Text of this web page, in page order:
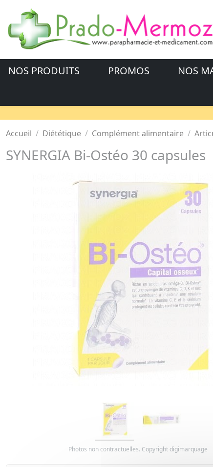
NOS PRODUITS PROMOS NOS
Accueil Diététique Complément alimentaire
SYNERGIA Bi-Ostéo 30 capsules
Photos non contractuelles. Copyright digimarquage